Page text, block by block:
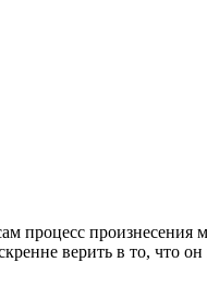
произнесения
верить в то, что